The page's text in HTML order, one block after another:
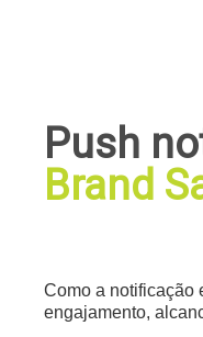
Push
Brand
Como a notificação
engajamento,